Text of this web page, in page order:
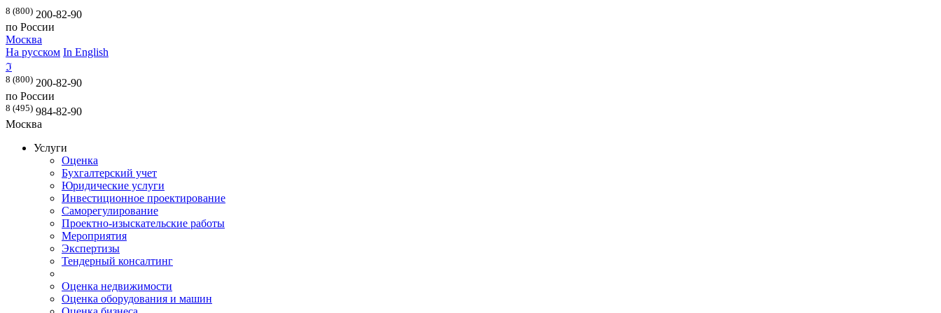
8 (800) 200-82-90
по России
Москва
На русском In English
ℑ
8 (800) 200-82-90
по России
8 (495) 984-82-90
Москва
Услуги
Оценка
Бухгалтерский учет
Юридические услуги
Инвестиционное проектирование
Саморегулирование
Проектно-изыскательские работы
Мероприятия
Экспертизы
Тендерный консалтинг
Оценка недвижимости
Оценка оборудования и машин